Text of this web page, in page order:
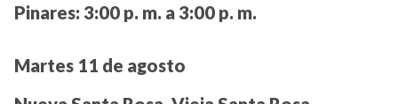
Pinares: 3:00 p. m. a 3:00 p. m.
Martes 11 de agosto